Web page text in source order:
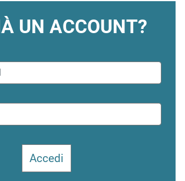
UN ACCOUNT?